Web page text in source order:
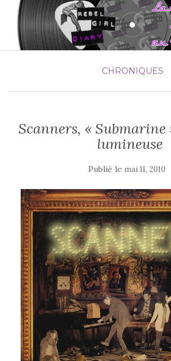
CHRONIQUES
Scanners, « Submarine
lumineuse
Publié le mai 11, 2010